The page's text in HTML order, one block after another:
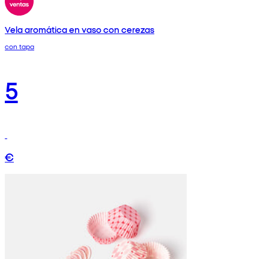
Vela aromática en vaso con cerezas
con tapa
5
€